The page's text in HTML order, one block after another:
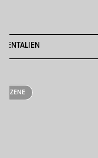
MENTALIEN
ZENE